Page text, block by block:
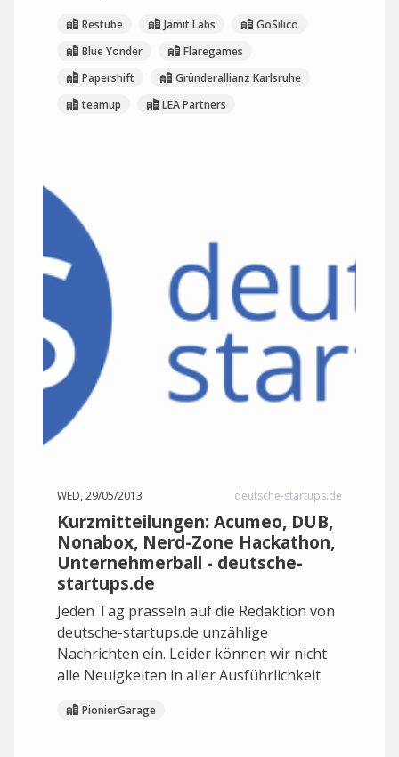
Restube Jamit Labs
GoSilico
Blue Yonder
Flaregames
Papershift
Gründerallianz Karlsruhe
teamup
LEA Partners
WED, 29/05/2013 deutsche-startups.de
Kurzmitteilungen: Acumeo, DUB,
Nonabox, Nerd-Zone Hackathon,
Unternehmerball - deutsche-
startups.de
Jeden Tag prasseln auf die Redaktion von
deutsche-startups.de unzählige
Nachrichten ein. Leider können wir nicht
alle Neuigkeiten in aller Ausführlichkeit
PionierGarage